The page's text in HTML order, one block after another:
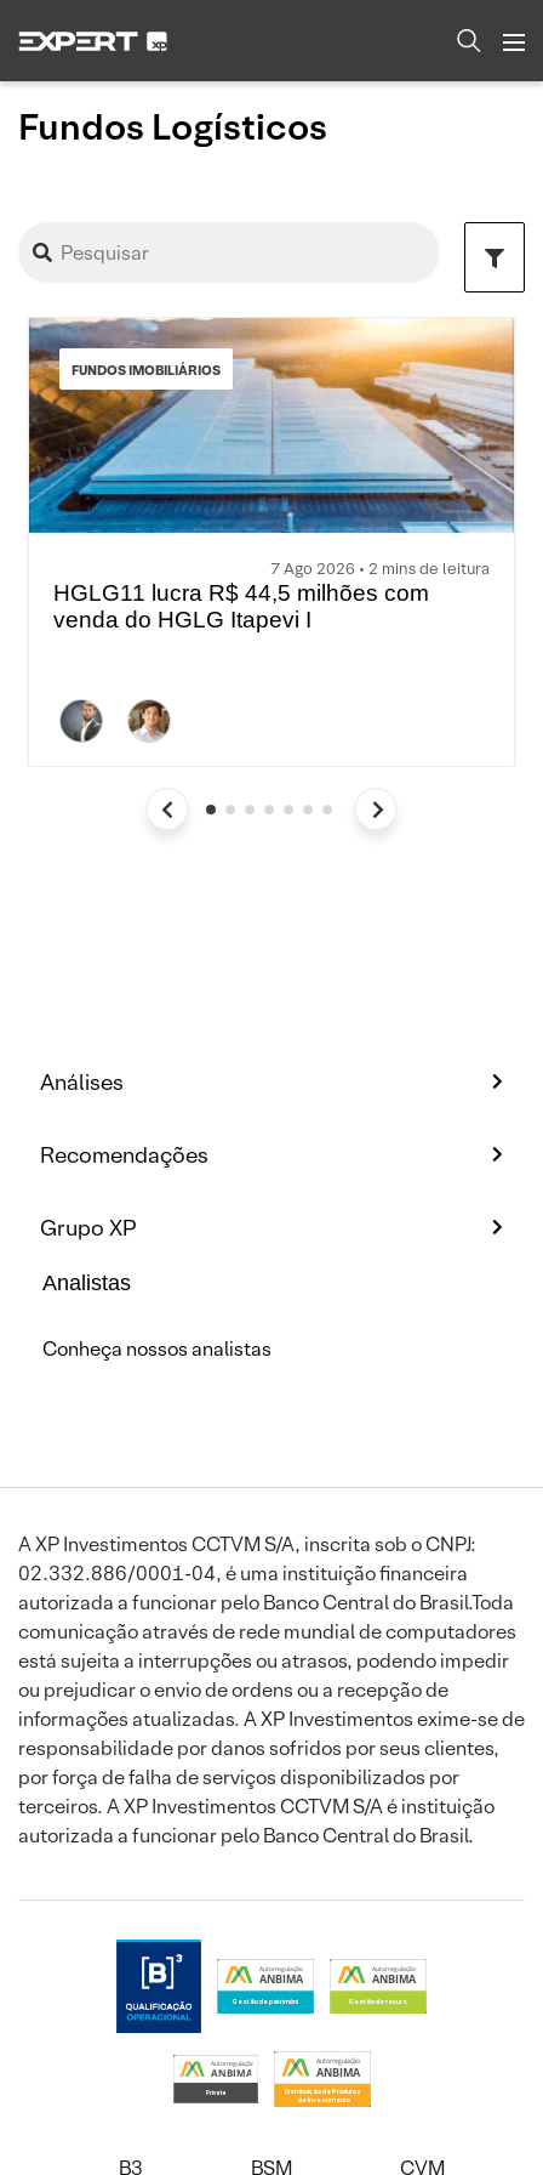
Fundos Logísticos
FUNDOS IMOBILIÁRIOS
7 Ago 2026 • 2 mins de leitura
HGLG11 lucra R$ 44,5 milhões com
venda do HGLG Itapevi I
Análises
Recomendações
Grupo XP
Analistas
Conheça nossos analistas
A XP Investimentos CCTVM S/A, inscrita sob o CNPJ:
02.332.886/0001-04, é uma instituição financeira
autorizada a funcionar pelo Banco Central do Brasil.Toda
comunicação através de rede mundial de computadores
está sujeita a interrupções ou atrasos, podendo impedir
ou prejudicar o envio de ordens ou a recepção de
informações atualizadas. A XP Investimentos exime-se de
responsabilidade por danos sofridos por seus clientes,
por força de falha de serviços disponibilizados por
terceiros. A XP Investimentos CCTVM S/A é instituição
autorizada a funcionar pelo Banco Central do Brasil.
B3 BSM CVM